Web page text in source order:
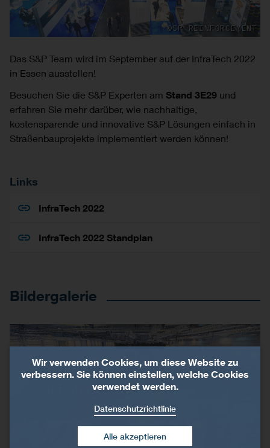
©SP-REINFORCEMENT
Das S&P Team wird im September auf der InfraTech 2022
in Essen ausstellen!
Besuchen Sie die S&P Experten am Stand 3E29 und
erfahren Sie mehr darüber, wie nachhaltige,
kostensparende und innovative S&P Lösungen einfach in
Straßenbauprojekte implementiert werden können!
Links
InfraTech 2022
InfraTech 2022 Standplan
Bildergalerie
Wir verwenden Cookies, um diese Website zu
verbessern. Sie können einstellen, welche Cookies
verwendet werden.
Datenschutzrichtlinie
Alle akzeptieren